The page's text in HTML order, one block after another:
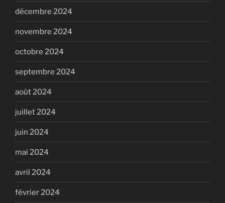
décembre 2024
novembre 2024
octobre 2024
septembre 2024
août 2024
juillet 2024
juin 2024
mai 2024
avril 2024
février 2024